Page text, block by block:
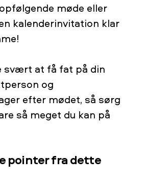
møde eller
kalenderinvitation klar
svært at få fat på din
og
efter mødet, så sørg
så meget du kan på
pointer fra dette